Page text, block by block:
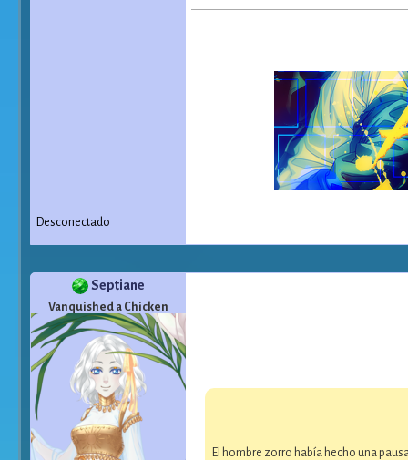
Desconectado
Septiane
Vanquished a Chicken
El hombre zorro había hecho una